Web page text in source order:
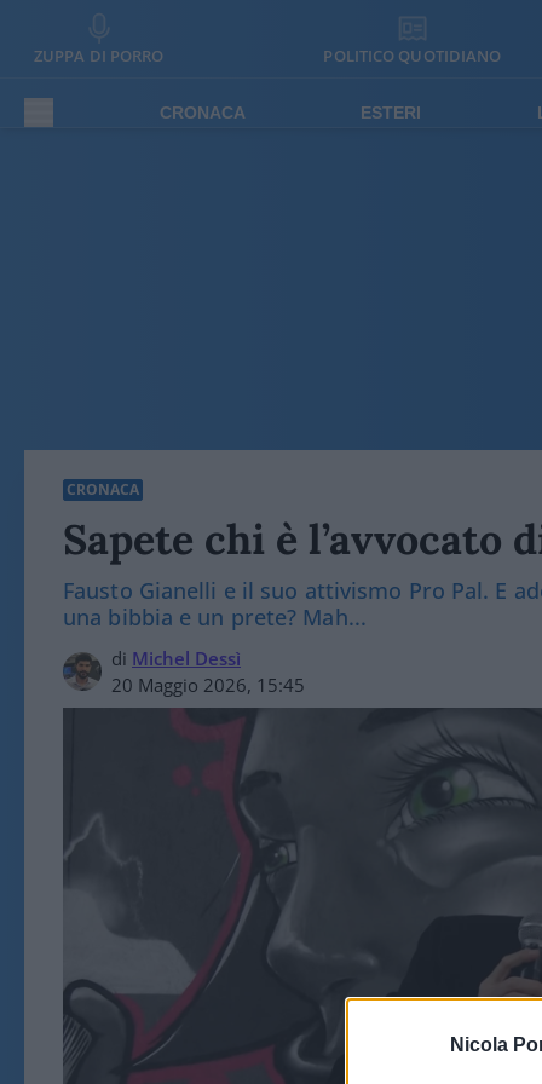
Nicola
ZUPPA DI PORRO POLITICO QUOTIDIANO
CRONACA ESTERI
CRONACA
Sapete chi è l’avvocato
Fausto Gianelli e il suo attivismo Pro Pal. E
una bibbia e un prete? Mah...
di Michel Dessì
20 Maggio 2026, 15:45